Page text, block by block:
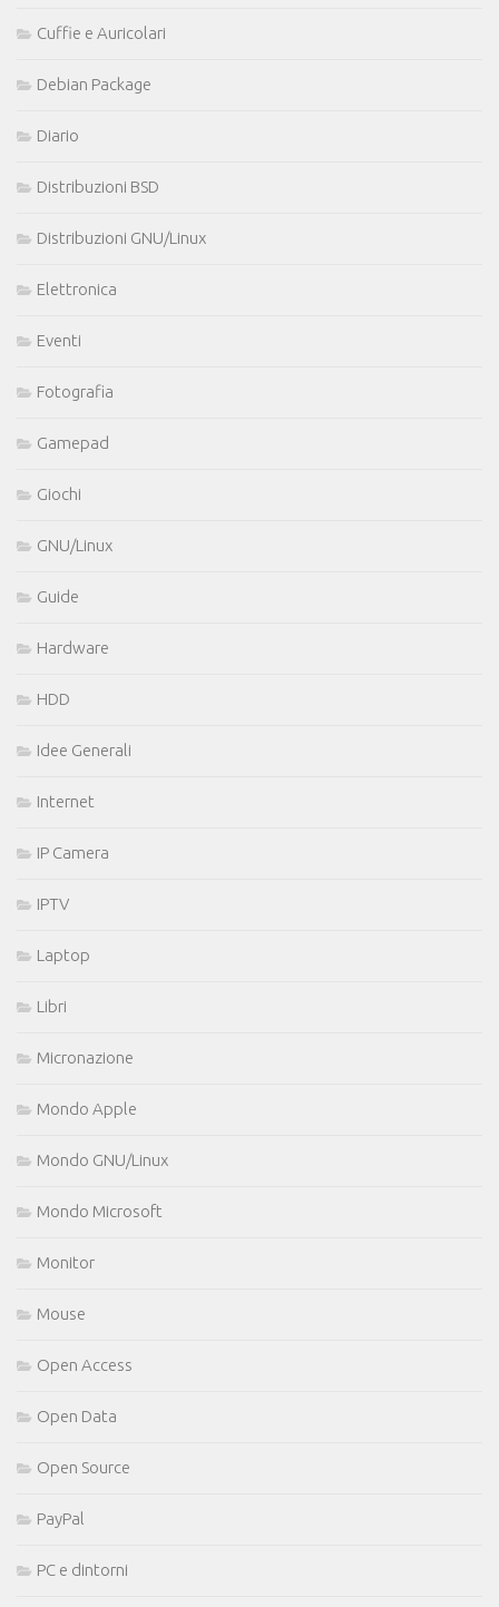
Cuffie e Auricolari
Debian Package
Diario
Distribuzioni BSD
Distribuzioni GNU/Linux
Elettronica
Eventi
Fotografia
Gamepad
Giochi
GNU/Linux
Guide
Hardware
HDD
Idee Generali
Internet
IP Camera
IPTV
Laptop
Libri
Micronazione
Mondo Apple
Mondo GNU/Linux
Mondo Microsoft
Monitor
Mouse
Open Access
Open Data
Open Source
PayPal
PC e dintorni